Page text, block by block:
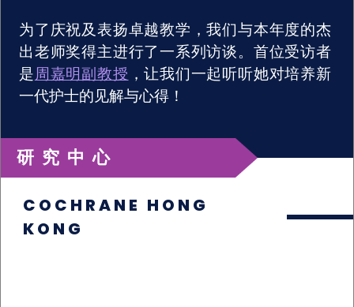
为了庆祝及表扬卓越教学，我们与本年度的杰
出老师奖得主进行了一系列访谈。首位受访者
是周嘉明副教授 ，让我们一起听听她对培养新
一代护士的见解与心得！
研究中心
COCHRANE HONG
KONG